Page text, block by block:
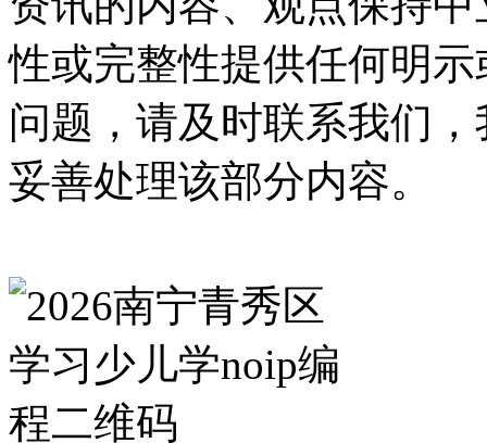
性或完整性提供任何明
问题，请及时联系我们
妥善处理该部分内容。